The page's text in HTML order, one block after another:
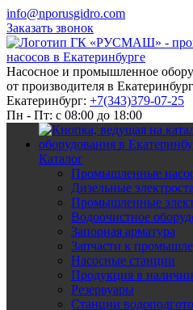
info@nporusgidro.com
Заказать звонок
Насосное и промышленное
от производителя в
Екатеринбург: +7(343)379-07-25
Пн - Пт: с 08:00 до 18:00
Каталог
Промышленные
Дизельные
Промышленные
Водоочистное
Запорная арматура
Запчасти к
Насосные станции
Продукция в наличии
Резервуары
Станции